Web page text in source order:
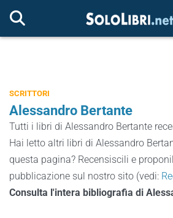
SCRITTORI
Alessandro Bertante
Tutti i libri di Alessandro Bertante
Hai letto altri libri di Alessandro
questa pagina? Recensiscili e
pubblicazione sul nostro sito (vedi:
Consulta l'intera bibliografia di